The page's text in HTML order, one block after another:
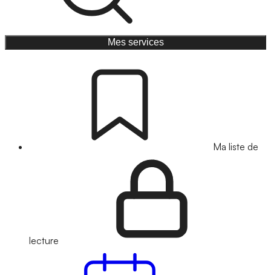
Mes services
Ma liste de
lecture